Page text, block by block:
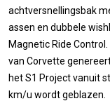
achtversnellingsbak
assen en dubbele
Magnetic Ride
van Corvette
het S1 Project vanuit
km/u wordt geblazen.